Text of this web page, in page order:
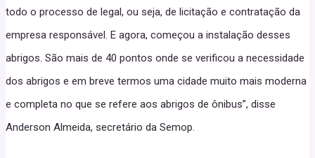
todo o processo de legal, ou seja, de licitação e contratação da
empresa responsável. E agora, começou a instalação desses
abrigos. São mais de 40 pontos onde se verificou a necessidade
dos abrigos e em breve termos uma cidade muito mais moderna
e completa no que se refere aos abrigos de ônibus”, disse
Anderson Almeida, secretário da Semop.